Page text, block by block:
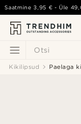
Otsi
Saatmine3,95 € - Üle
Kikilipsud Paelaga